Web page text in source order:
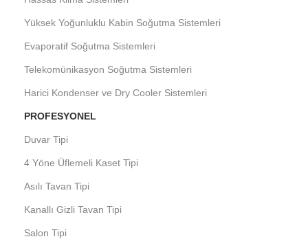
Yüksek Yoğunluklu Kabin Soğutma Sistemleri
Evaporatif Soğutma Sistemleri
Telekomünikasyon Soğutma Sistemleri
Harici Kondenser ve Dry Cooler Sistemleri
PROFESYONEL
Duvar Tipi
4 Yöne Üflemeli Kaset Tipi
Asılı Tavan Tipi
Kanallı Gizli Tavan Tipi
Salon Tipi